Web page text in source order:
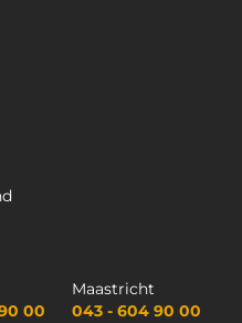
00
Maastricht
043 - 604 90 00